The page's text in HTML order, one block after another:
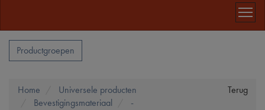
Productgroepen
Terug
Home
Universele producten
Bevestigingsmateriaal
-